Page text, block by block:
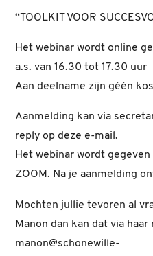
“TOOLKIT VOOR
Het webinar wordt online
a.s. van 16.30 tot 17.30 uur
Aan deelname zijn géén
Aanmelding kan via
reply op deze e-mail.
Het webinar wordt
ZOOM. Na je aanmelding
Mochten jullie tevoren al
Manon dan kan dat via haar
manon@schonewille-